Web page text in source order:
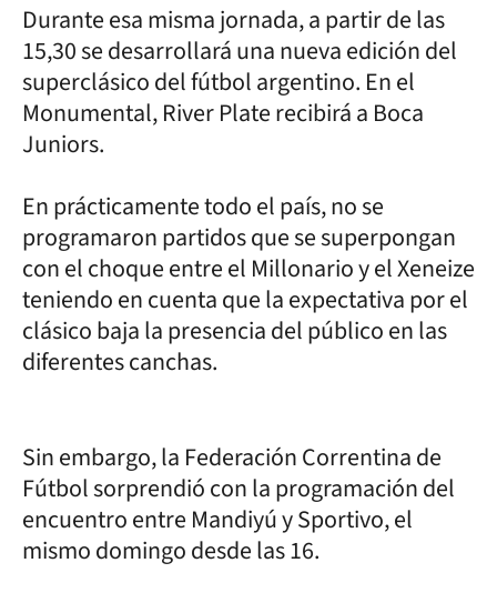
Durante esa misma jornada, a partir de las
15,30 se desarrollará una nueva edición del
superclásico del fútbol argentino. En el
Monumental, River Plate recibirá a Boca
Juniors.
En prácticamente todo el país, no se
programaron partidos que se superpongan
con el choque entre el Millonario y el Xeneize
teniendo en cuenta que la expectativa por el
clásico baja la presencia del público en las
diferentes canchas.
Sin embargo, la Federación Correntina de
Fútbol sorprendió con la programación del
encuentro entre Mandiyú y Sportivo, el
mismo domingo desde las 16.